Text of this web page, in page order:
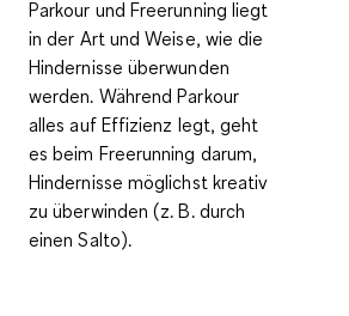
Parkour und Freerunning liegt
in der Art und Weise, wie die
Hindernisse überwunden
werden. Während Parkour
alles auf Effizienz legt, geht
es beim Freerunning darum,
Hindernisse möglichst kreativ
zu überwinden (z. B. durch
einen Salto).